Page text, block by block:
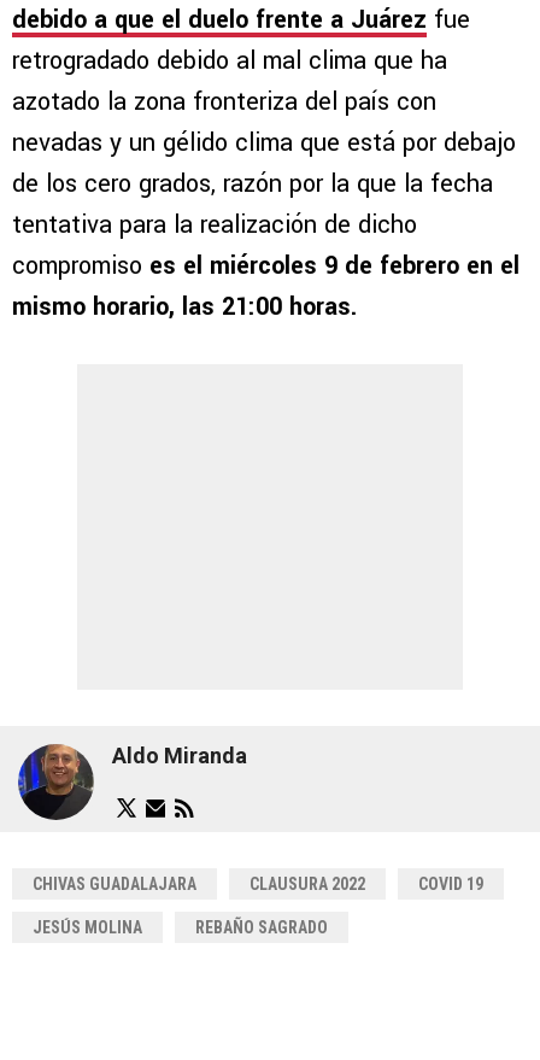
debido a que el duelo frente a Juárez fue
retrogradado debido al mal clima que ha
azotado la zona fronteriza del país con
nevadas y un gélido clima que está por debajo
de los cero grados, razón por la que la fecha
tentativa para la realización de dicho
compromiso es el miércoles 9 de febrero en el
mismo horario, las 21:00 horas.
Aldo Miranda
CHIVAS GUADALAJARA CLAUSURA 2022 COVID 19
JESÚS MOLINA REBAÑO SAGRADO